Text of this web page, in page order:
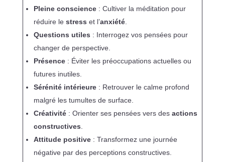
Pleine conscience: Cultiver la méditation pour
réduire le stress et l’anxiété.
Questions utiles : Interrogez vos pensées pour
changer de perspective.
Présence: Éviter les préoccupations actuelles ou
futures inutiles.
Sérénité intérieure: Retrouver le calme profond
malgré les tumultes de surface.
Créativité: Orienter ses pensées vers des actions
constructives
Attitude positive: Transformez une journée
négative par des perceptions constructives.